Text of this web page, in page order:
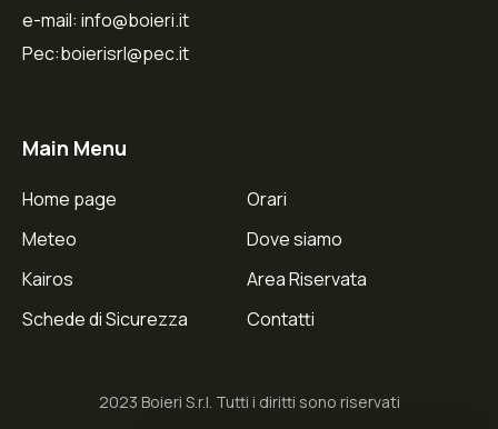
e-mail: info@boieri.it
Pec:boierisrl@pec.it
Main Menu
Home page
Meteo
Kairos
Schede di Sicurezza
Orari
Dove siamo
Area Riservata
Contatti
2023 Boieri S.r.l. Tutti i diritti sono riservati